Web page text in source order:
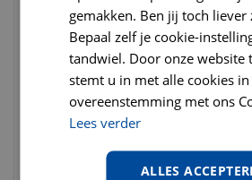
Flexi rollijn new comfort
tape L 8 meter zwart
35
Flexi
gemakken. Ben jij toch liever
Bepaal zelf je cookie-
tandwiel. Door onze website
stemt u in met alle cookies in
overeenstemming met ons
Lees verder
ALLES